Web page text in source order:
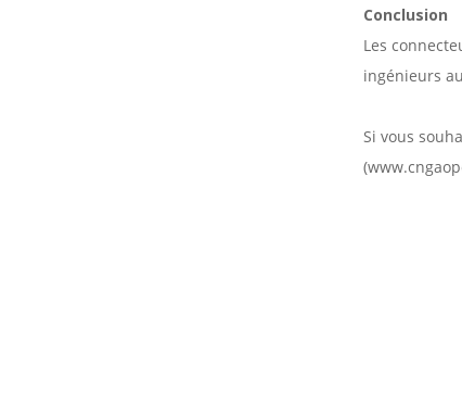
Conclusion
Les
ingénieurs
Si vous